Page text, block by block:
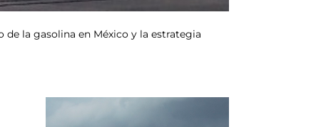
la gasolina en México y la estrategia